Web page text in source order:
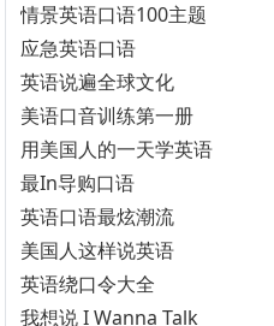
情景英语口语100主题
应急英语口语
英语说遍全球文化
美语口音训练第一册
用美国人的一天学英语
最In导购口语
英语口语最炫潮流
美国人这样说英语
英语绕口令大全
我想说 I Wanna Talk